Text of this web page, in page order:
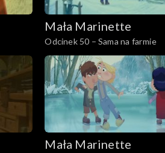
Mała Marinette
Odcinek 50 – Sama na farmie
Mała Marinette